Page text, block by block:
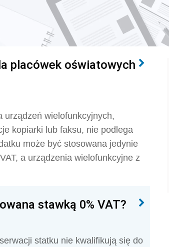
placówek oświatowych
urządzeń wielofunkcyjnych,
kopiarki lub faksu, nie podlega
może być stosowana jedynie
a urządzenia wielofunkcyjne z
stawką 0% VAT?
statku nie kwalifikują się do